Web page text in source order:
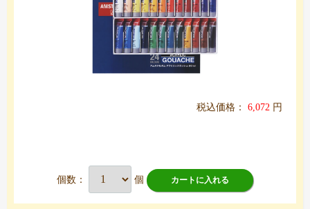
税込価格： 6,072 円
個数： 個 カートに入れる